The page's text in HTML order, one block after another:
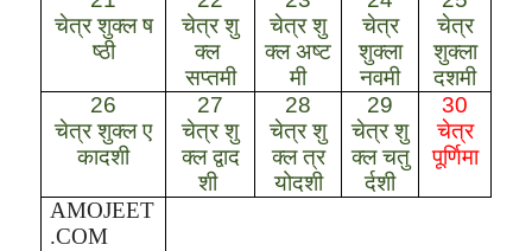
चेत्रशुक्लष
ष्ठी
चेत्रशु
क्ल
सप्तमी
चेत्रशु
क्लअष्ट
मी
चेत्र
शुक्ला
नवमी
चेत्र
शुक्ला
दशमी
26
चेत्रशुक्लए
कादशी
27
चेत्रशु
क्ल द्वाद
शी
28
चेत्रशु
क्लत्र
योदशी
29
चेत्रशु
क्लचतु
र्दशी
30
चेत्र
पूर्णिमा
AMOJEET
.COM